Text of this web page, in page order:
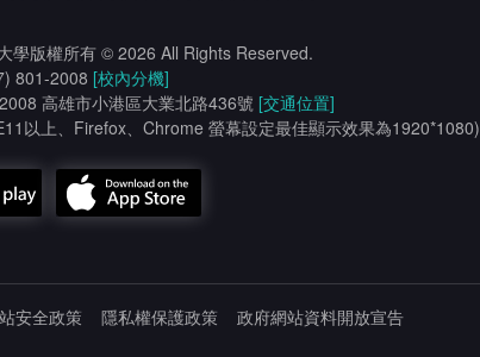
學版權所有 © 2026 All Rights Reserved.
801-2008 [校內分機]
高雄市小港區大業北路436號 [交通位置]
以上、Firefox、Chrome 螢幕設定最佳顯示效果為1920*1080)
安全政策 隱私權保護政策 政府網站資料開放宣告